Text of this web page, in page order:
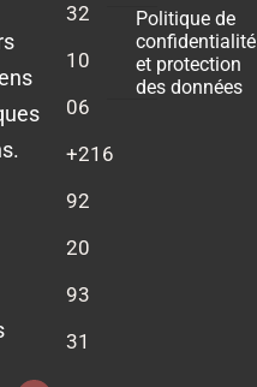
32
10
06
+216
92
20
93
31
Politique de
confidentialité
et protection
des données